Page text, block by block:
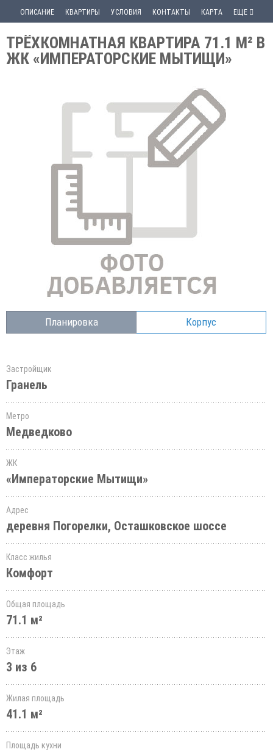
ОПИСАНИЕ КВАРТИРЫ УСЛОВИЯ КОНТАКТЫ КАРТА ЕЩЕ
ТРЁХКОМНАТНАЯ КВАРТИРА 71.1 М² В
ЖК «ИМПЕРАТОРСКИЕ МЫТИЩИ»
Планировка Корпус
Застройщик
Гранель
Метро
Медведково
ЖК
«Императорские Мытищи»
Адрес
деревня Погорелки, Осташковское шоссе
Класс жилья
Комфорт
Общая площадь
71.1 м²
Этаж
3 из 6
Жилая площадь
41.1 м²
Площадь кухни